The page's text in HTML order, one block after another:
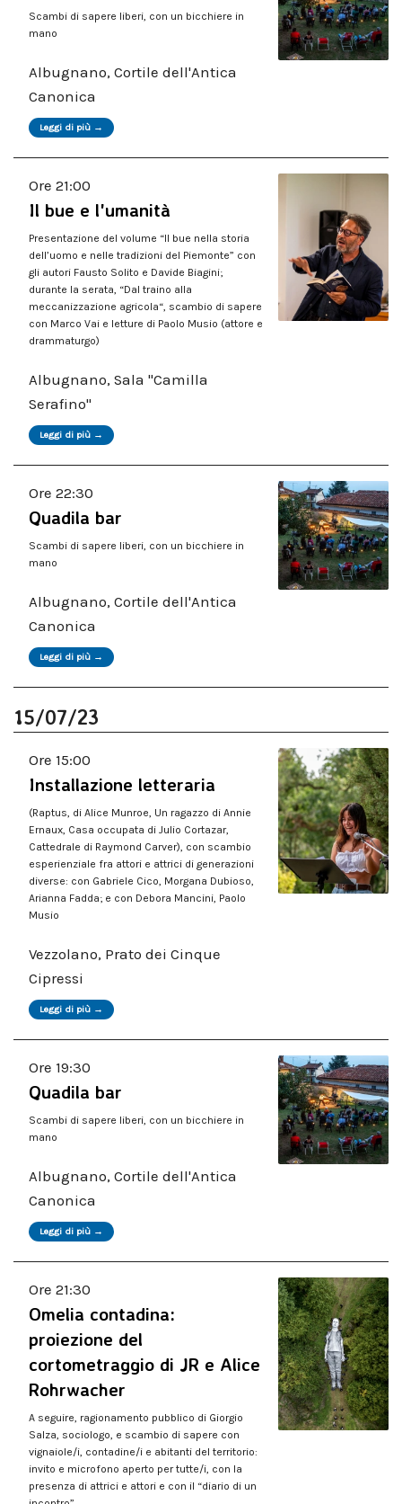
Scambi di sapere liberi, con un bicchiere in
mano
Albugnano, Cortile dell'Antica
Canonica
Leggi di più →
Ore 21:00
Il bue e l'umanità
Presentazione del volume “Il bue nella storia
dell’uomo e nelle tradizioni del Piemonte” con
gli autori Fausto Solito e Davide Biagini;
durante la serata, “Dal traino alla
meccanizzazione agricola“, scambio di sapere
con Marco Vai e letture di Paolo Musio (attore e
drammaturgo)
Albugnano, Sala "Camilla
Serafino"
Leggi di più →
Ore 22:30
Quadila bar
Scambi di sapere liberi, con un bicchiere in
mano
Albugnano, Cortile dell'Antica
Canonica
Leggi di più →
15/07/23
Ore 15:00
Installazione letteraria
(Raptus, di Alice Munroe, Un ragazzo di Annie
Ernaux, Casa occupata di Julio Cortazar,
Cattedrale di Raymond Carver), con scambio
esperienziale fra attori e attrici di generazioni
diverse: con Gabriele Cico, Morgana Dubioso,
Arianna Fadda; e con Debora Mancini, Paolo
Musio
Vezzolano, Prato dei Cinque
Cipressi
Leggi di più →
Ore 19:30
Quadila bar
Scambi di sapere liberi, con un bicchiere in
mano
Albugnano, Cortile dell'Antica
Canonica
Leggi di più →
Ore 21:30
Omelia contadina:
proiezione del
cortometraggio di JR e Alice
Rohrwacher
A seguire, ragionamento pubblico di Giorgio
Salza, sociologo, e scambio di sapere con
vignaiole/i, contadine/i e abitanti del territorio:
invito e microfono aperto per tutte/i, con la
presenza di attrici e attori e con il “diario di un